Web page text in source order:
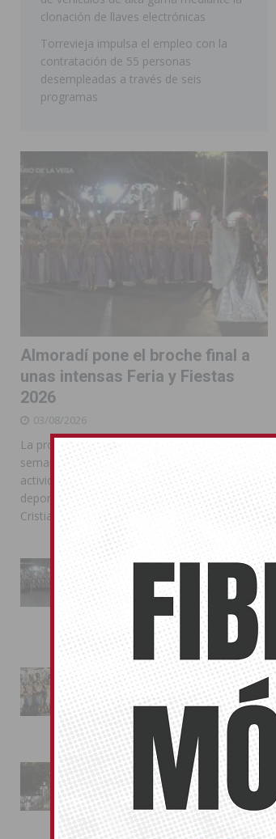
clonación de llaves electrónicas
Torrevieja impulsa el empleo con la
contratación de 55 personas
desempleadas a través de seis
programas
Almoradí pone el broche final a
unas intensas Feria y Fiestas
2026
03/08/2026
La programación reunió durante más de una
semana actos institucionales, conciertos,
actividades familiares, competiciones
deportivas y las celebraciones de Moros y
Cristianos
La Entrada Cristiana llena de
esplendor las calles de
Almoradí en una multitudinaria
jornada festera
02/08/2026
La magia de la Entrada Mora
conquista las calles de
Almoradí
01/08/2026
La fiesta se adueña de
Almoradí con la presentación
de los cargos festeros y la
toma del castillo
31/07/2026